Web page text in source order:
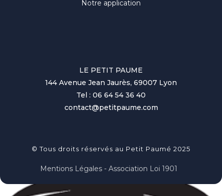
Notre application
LE PETIT PAUME
144 Avenue Jean Jaurès, 69007 Lyon
Tel : 06 64 54 36 40
contact@petitpaume.com
© Tous droits réservés au Petit Paumé 2025
Mentions Légales - Association Loi 1901